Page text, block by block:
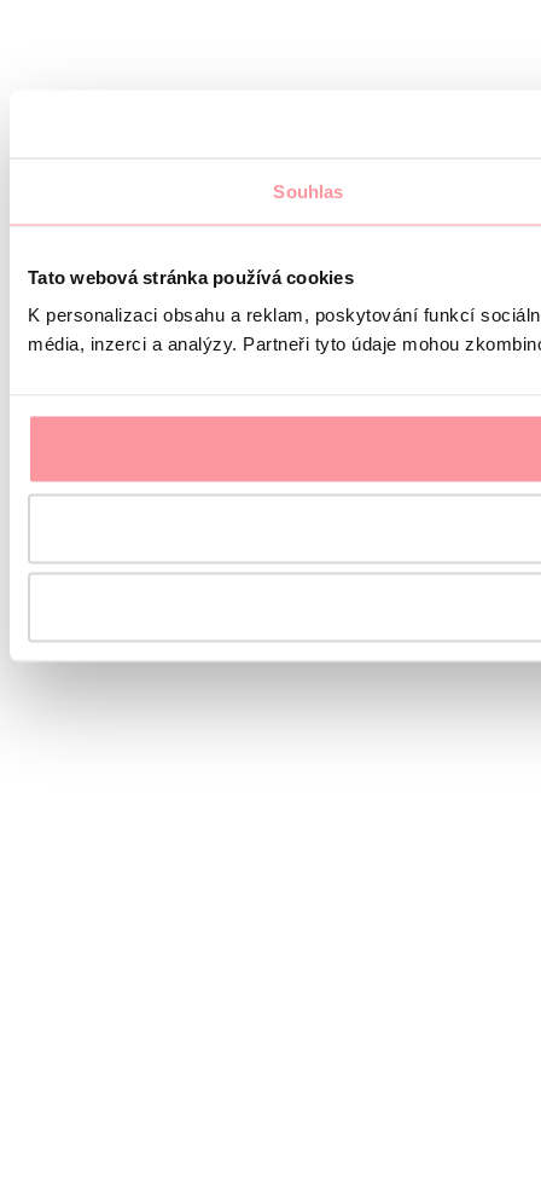
Souhlas
Tato webová stránka používá cookies
K personalizaci obsahu a reklam, poskytování funkcí
média, inzerci a analýzy. Partneři tyto údaje mohou